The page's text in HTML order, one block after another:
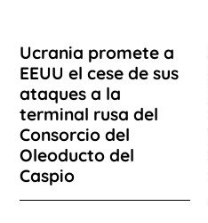
Ucrania promete a
EEUU el cese de sus
ataques a la
terminal rusa del
Consorcio del
Oleoducto del
Caspio